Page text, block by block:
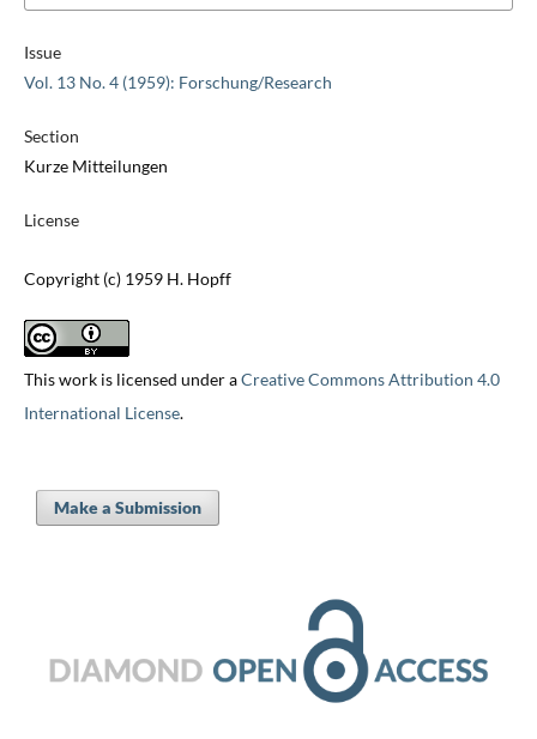
Issue
Vol. 13 No. 4 (1959): Forschung/Research
Section
Kurze Mitteilungen
License
Copyright (c) 1959 H. Hopff
This work is licensed under aCreative Commons Attribution 4.0
International License.
Make a Submission